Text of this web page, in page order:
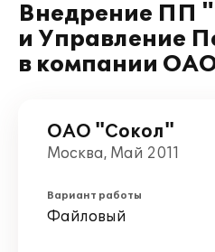
Внедрение ПП
и Управление
в компании
ОАО "Сокол"
Москва, Май 2011
Вариант работы
Файловый